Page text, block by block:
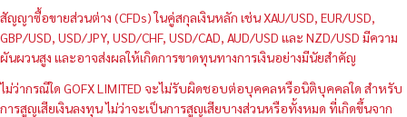
สัญญาซื้อขายส่วนต่าง (CFDs) ในคู่สกุลเงินหลัก เช่น XAU/USD, EUR/USD,
GBP/USD, USD/JPY, USD/CHF, USD/CAD, AUD/USD และ NZD/USD มีความ
ผันผวนสูง และอาจส่งผลให้เกิดการขาดทุนทางการเงินอย่างมีนัยสำคัญ
ไม่ว่ากรณีใด GOFX LIMITED จะไม่รับผิดชอบต่อบุคคลหรือนิติบุคคลใด สำหรับ
การสูญเสียเงินลงทุน ไม่ว่าจะเป็นการสูญเสียบางส่วนหรือทั้งหมด ที่เกิดขึ้นจาก